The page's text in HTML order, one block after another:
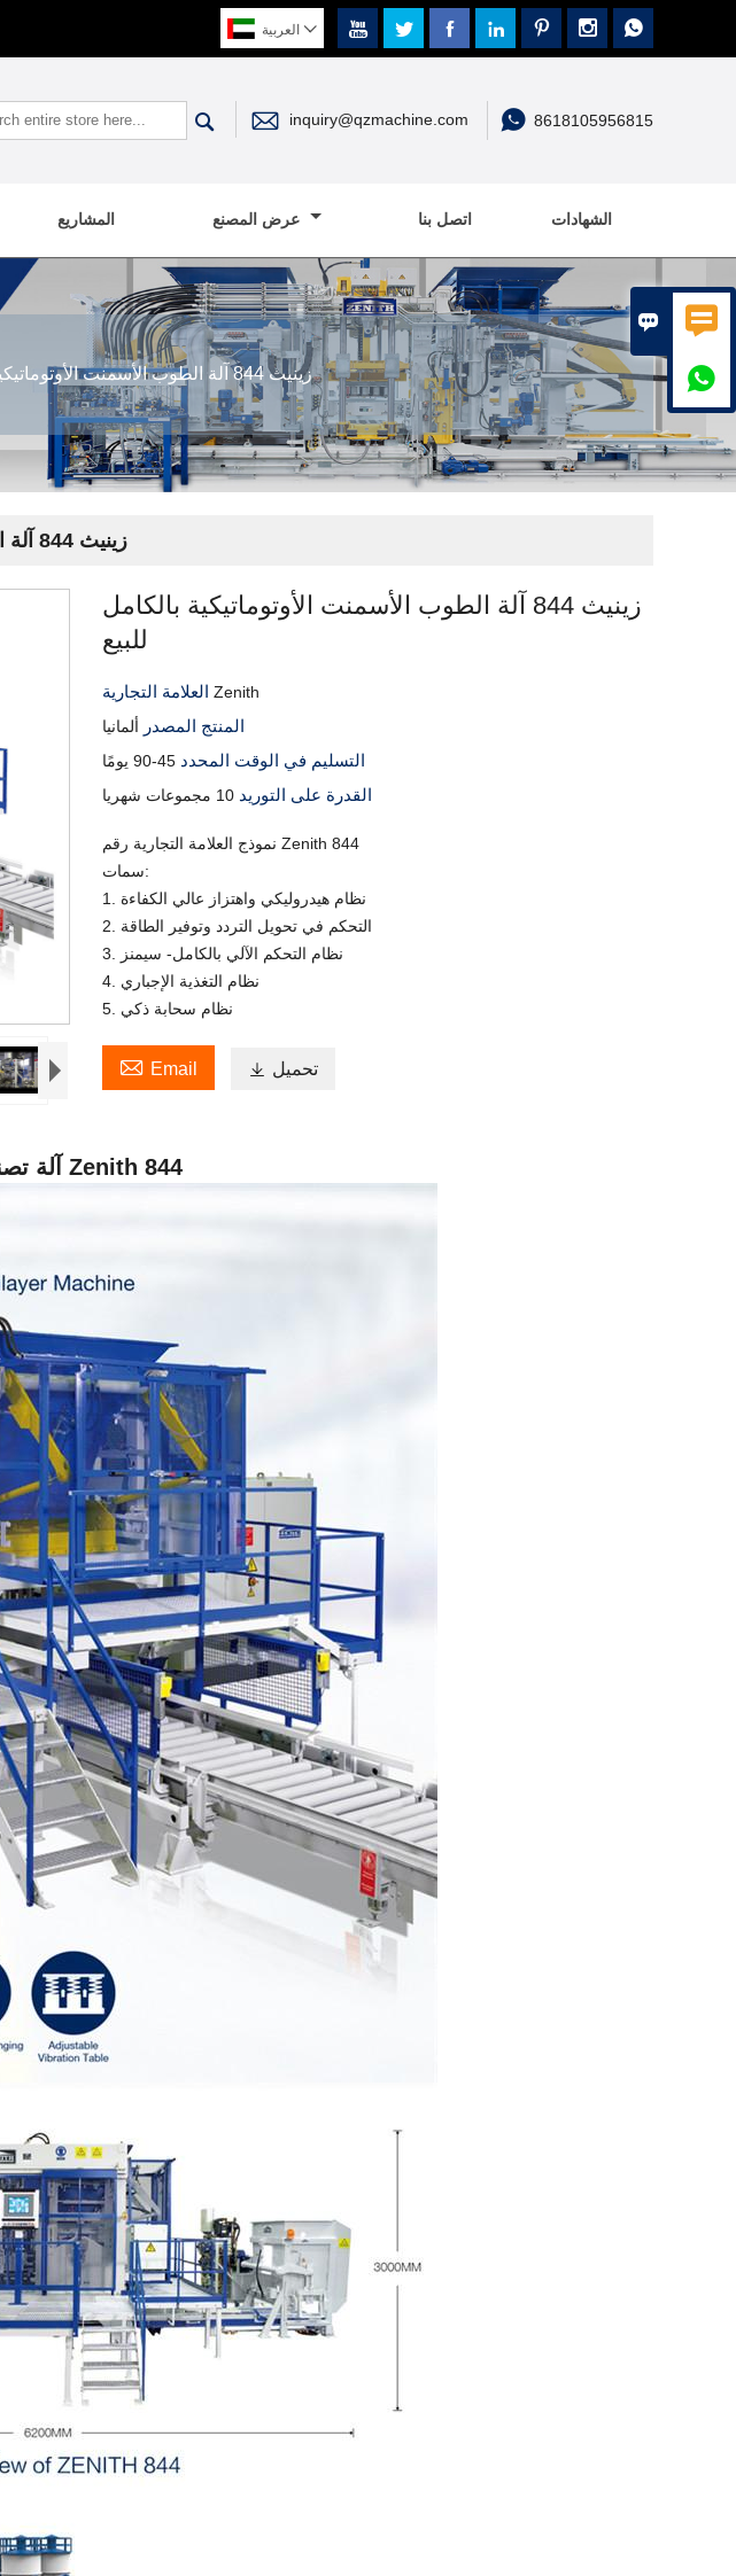
 

       العربية 
  inquiry@qzmachine.com  8618105956815
المشاريع عرض المصنع اتصل بنا الشهادات
زينيث 844 آلة الطوب الأسمنت الأوتوماتيكية بالكامل للبيع
زينيث 844 آلة الطوب الأسمنت الأوتوماتيكية بالكامل للبيع
زينيث 844 آلة الطوب الأسمنت الأوتوماتيكية بالكامل
للبيع
العلامة التجاريةZenith
المنتج المصدر ألمانيا
التسليم في الوقت المحدد 45-90 يومًا
القدرة على التوريد 10 مجموعات شهريا
نموذج العلامة التجارية رقم Zenith 844
سمات:
1. نظام هيدروليكي واهتزاز عالي الكفاءة
2. التحكم في تحويل التردد وتوفير الطاقة
3. نظام التحكم الآلي بالكامل- سيمنز
4. نظام التغذية الإجباري
5. نظام سحابة ذكي
 Email  تحميل
آلة تصنيع الطوب متعدد الطبقات الثابتة ألمانيا Zenith 844